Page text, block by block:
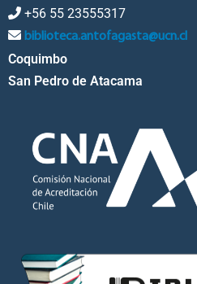
+56 55 23555317
biblioteca.antofagasta@ucn.cl
Coquimbo
San Pedro de Atacama